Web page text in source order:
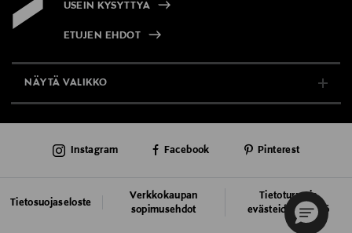
USEIN KYSYTTYÄ
ETUJEN EHDOT
NÄYTÄ VALIKKO
AJANKOHTAISTA
Tietosuojaseloste
Verkkokaupan
sopimusehdot
Tietoturva ja
evästeiden käyttö
Instagram Facebook Pinterest